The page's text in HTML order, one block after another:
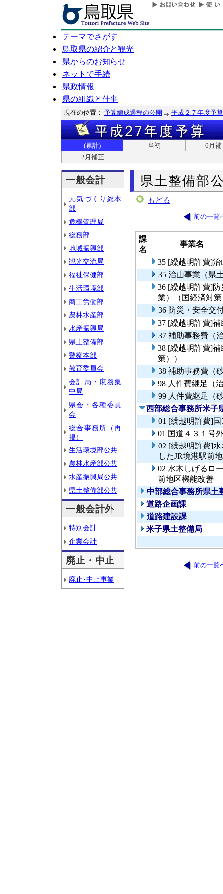
テーマでさがす
鳥取県の紹介と観光
県からのお知らせ
ネットで手続
県政情報
県の組織と仕事
現在の位置： 予算編成過程の公開 平成２７年度予算
(累計) 当初
6月補
2月補正
一般会計
元気づくり総本
部
危機管理局
総務部
地域振興部
観光交流局
福祉保健部
生活環境部
商工労働部
農林水産部
水産振興局
県土整備部
警察本部
教育委員会
会計局・庶務集
中局
県会・各種委員
会
総合事務所（再
掲）
生活環境部公共
農林水産部公共
水産振興局公共
県土整備部公共
一般会計外
特別会計
企業会計
廃止・中止
廃止･中止事業
県土整備部
もどる
前の一覧
課
名
事業名
35 [繰越明許費]
35 治山事業（県
36 [繰越明許費]
業）（国経済対
36 防災・安全交
37 [繰越明許費]
37 補助事務費（
38 [繰越明許費]
策））
38 補助事務費（
98 人件費継足（
99 人件費継足（
西部総合事務所米子
01 [繰越明許費]
01 国道４３１号
02 [繰越明許費]
したJR境港駅前
02 水木しげるロ
前地区機能改善
中部総合事務所県土
道路企画課
道路建設課
米子県土整備局
前の一覧